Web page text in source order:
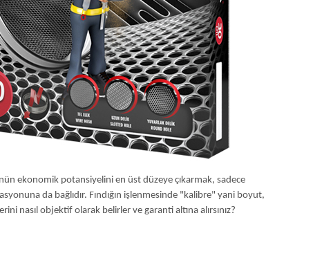
ekonomik potansiyelini en üst düzeye çıkarmak, sadece
da bağlıdır. Fındığın işlenmesinde "kalibre" yani boyut,
nasıl objektif olarak belirler ve garanti altına alırsınız?